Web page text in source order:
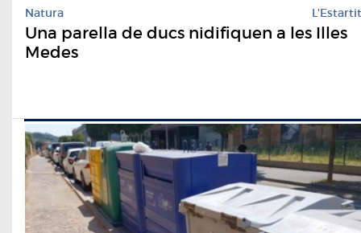
Natura L'Estartit
Una parella de ducs nidifiquen a les Illes
Medes